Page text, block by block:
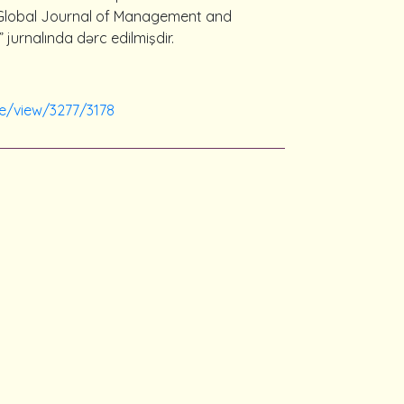
Journal of Management and
dərc edilmişdir.
view/3277/3178